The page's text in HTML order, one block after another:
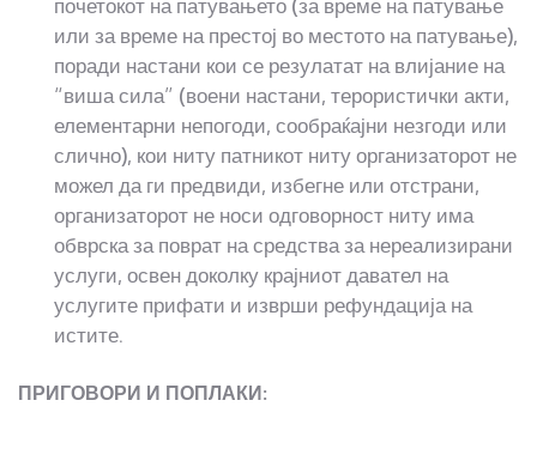
почетокот на патувањето (за време на патување
или за време на престој во местото на патување),
поради настани кои се резулатат на влијание на
“виша сила” (воени настани, терористички акти,
елементарни непогоди, сообраќајни незгоди или
слично), кои ниту патникот ниту организаторот не
можел да ги предвиди, избегне или отстрани,
организаторот не носи одговорност ниту има
обврска за поврат на средства за нереализирани
услуги, освен доколку крајниот давател на
услугите прифати и изврши рефундација на
истите.
ПРИГОВОРИ И ПОПЛАКИ: